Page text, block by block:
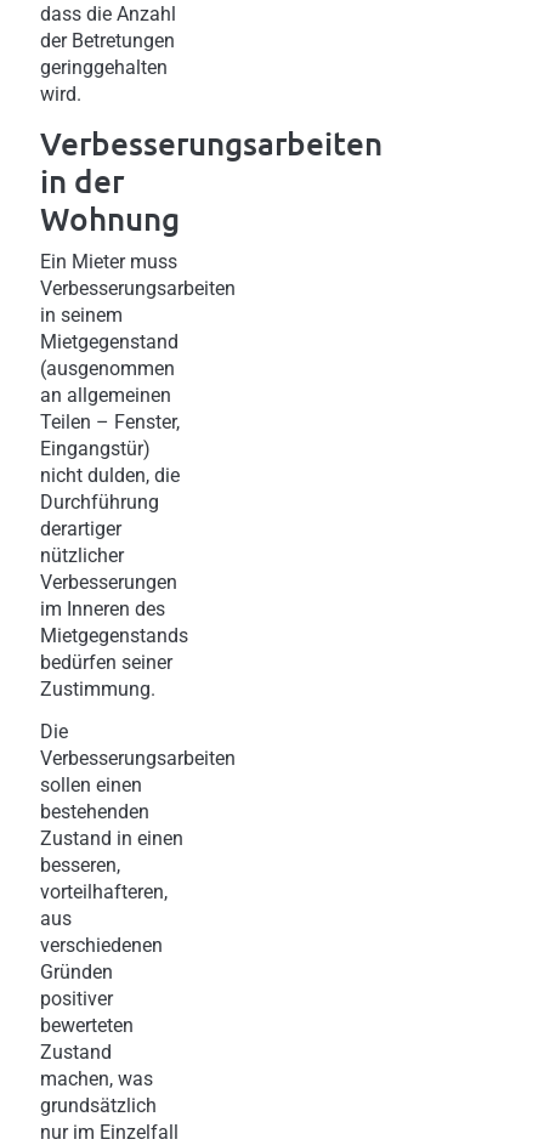
dass die Anzahl
der Betretungen
geringgehalten
wird.
Verbesserungsarbeiten
in der
Wohnung
Ein Mieter muss
Verbesserungsarbeiten
in seinem
Mietgegenstand
(ausgenommen
an allgemeinen
Teilen – Fenster,
Eingangstür)
nicht dulden, die
Durchführung
derartiger
nützlicher
Verbesserungen
im Inneren des
Mietgegenstands
bedürfen seiner
Zustimmung.
Die
Verbesserungsarbeiten
sollen einen
bestehenden
Zustand in einen
besseren,
vorteilhafteren,
aus
verschiedenen
Gründen
positiver
bewerteten
Zustand
machen, was
grundsätzlich
nur im Einzelfall